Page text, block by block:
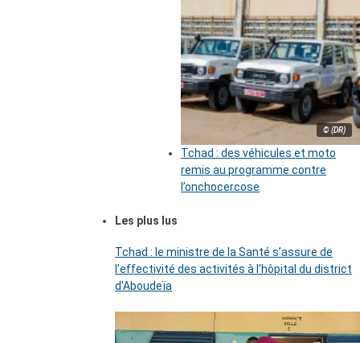
© (DR)
Tchad : des véhicules et moto
remis au programme contre
l’onchocercose
Les plus lus
Tchad : le ministre de la Santé s’assure de
l’effectivité des activités à l’hôpital du district
d’Aboudeïa